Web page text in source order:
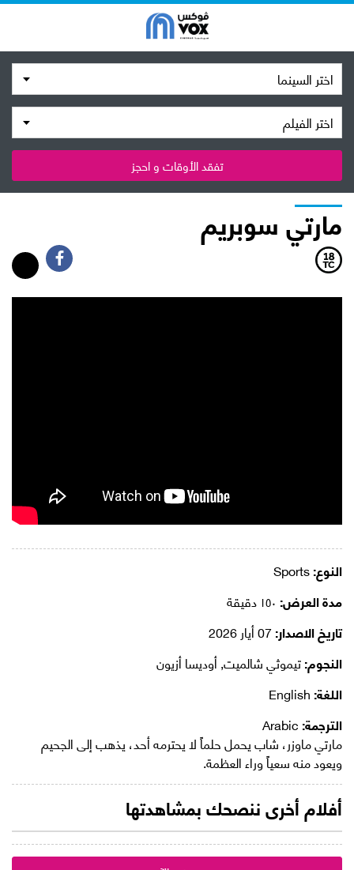
اختر السينما
اختر الفيلم
تفقد الأوقات و احجز
مارتي سوبريم
النوع:
مدة العرض:
تاريخ الاصدار:
النجوم:تيموثي شالميت, أوديسا أزيون
اللغة:
الترجمة:
مارتي ماوزر، شاب يحمل حلماً لا يحترمه أحد، يذهب إلى الجحيم
ويعود منه سعياً وراء العظمة.
أفلام أخرى ننصحك بمشاهدتها